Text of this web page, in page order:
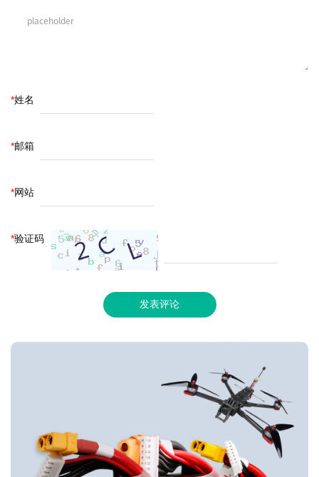
*姓名
*邮箱
*网站
*验证码
发表评论